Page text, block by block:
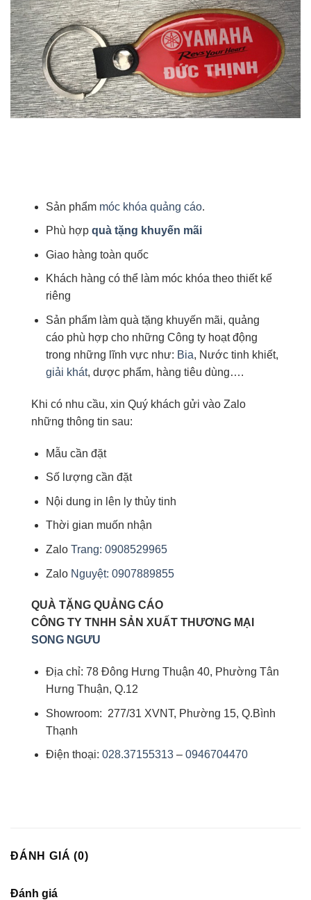
Sản phẩm móc khóa quảng cáo.
Phù hợp quà tặng khuyến mãi
Giao hàng toàn quốc
Khách hàng có thể làm móc khóa theo thiết kế
riêng
Sản phẩm làm quà tặng khuyến mãi, quảng
cáo phù hợp cho những Công ty hoạt động
trong những lĩnh vực như: Bia, Nước tinh khiết,
giải khát, dược phẩm, hàng tiêu dùng….
Khi có nhu cầu, xin Quý khách gửi vào Zalo
những thông tin sau:
Mẫu cần đặt
Số lượng cần đặt
Nội dung in lên ly thủy tinh
Thời gian muốn nhận
Zalo Trang: 0908529965
Zalo Nguyệt: 0907889855
QUÀ TẶNG QUẢNG CÁO
CÔNG TY TNHH SẢN XUẤT THƯƠNG MẠI
SONG NGƯU
Địa chỉ: 78 Đông Hưng Thuận 40, Phường Tân
Hưng Thuận, Q.12
Showroom: 277/31 XVNT, Phường 15, Q.Bình
Thạnh
Điện thoại: 028.37155313– 0946704470
ĐÁNH GIÁ (0)
Đánh giá